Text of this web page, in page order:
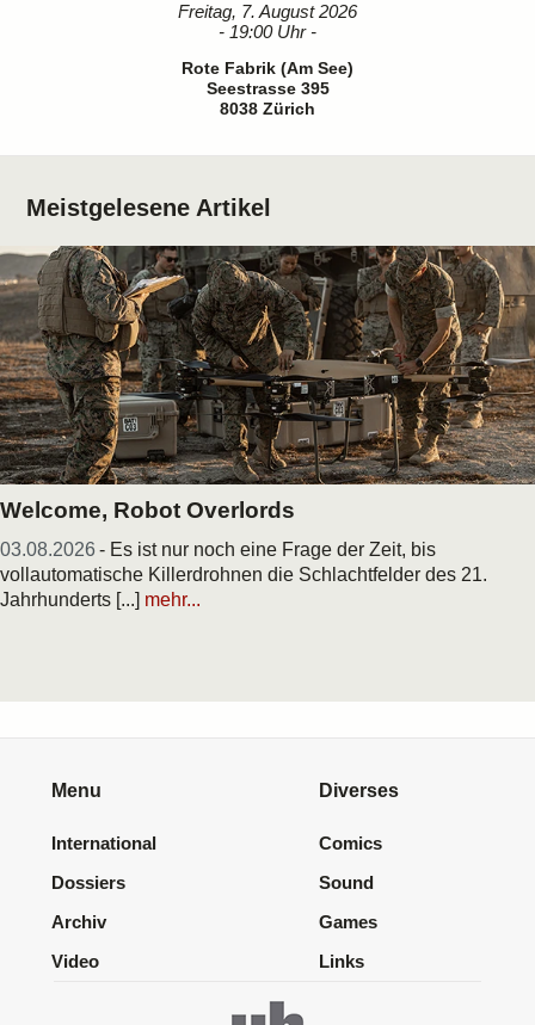
Freitag, 7. August 2026
- 19:00 Uhr -
Rote Fabrik (Am See)
Seestrasse 395
8038 Zürich
Meistgelesene Artikel
Welcome, Robot Overlords
03.08.2026 - Es ist nur noch eine Frage der Zeit, bis
vollautomatische Killerdrohnen die Schlachtfelder des 21.
Jahrhunderts [...] mehr...
Menu
International
Dossiers
Archiv
Video
Diverses
Comics
Sound
Games
Links